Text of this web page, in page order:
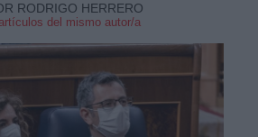
RODRIGO HERRERO
del mismo autor/a